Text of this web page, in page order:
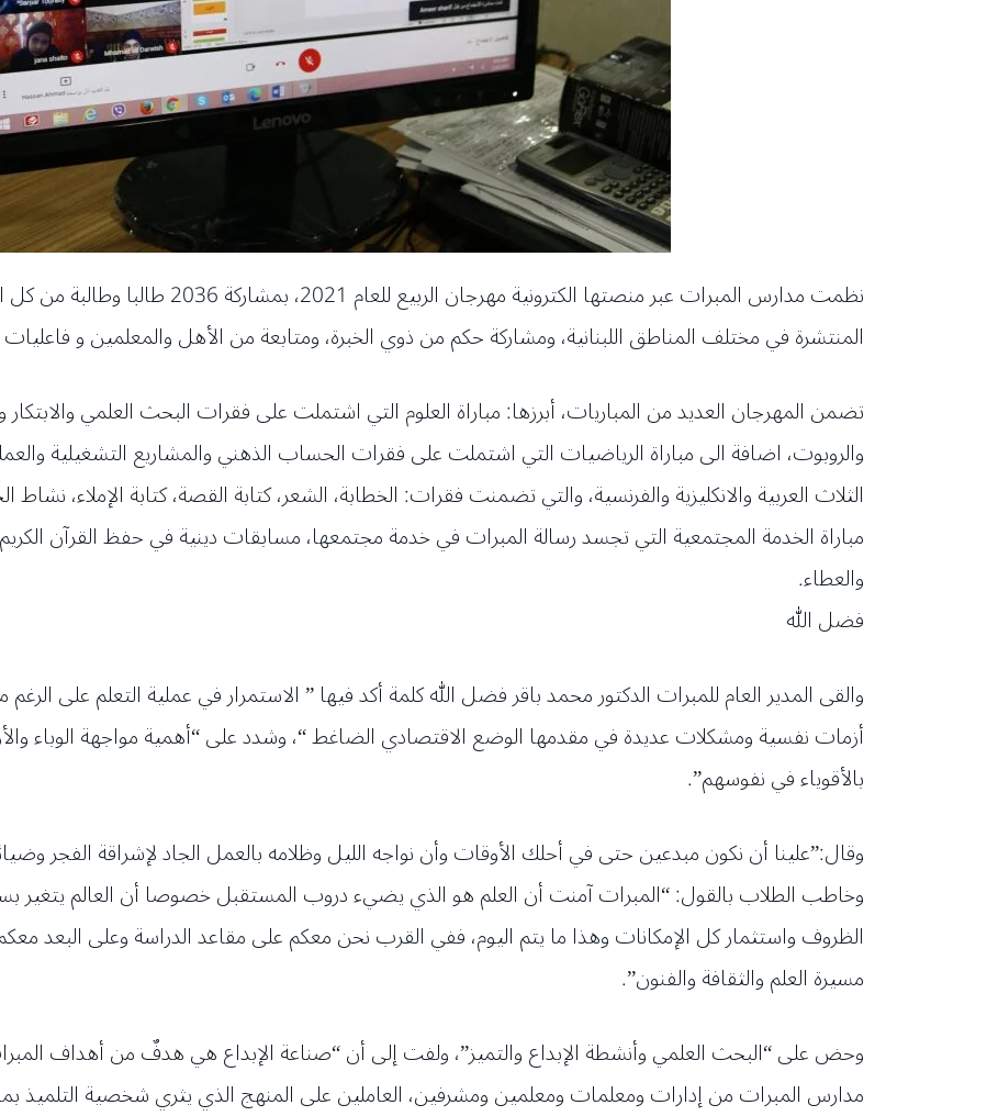
نظمت مدارس المبرات عبر منصتها الكترونية
المنتشرة في مختلف المناطق اللبنانية، ومشاركة حكم من ذوي الخبرة، ومتابعة من الأهل والمعلمين و فاعليات
تضمن المهرجان العديد من المباريات، أبرزها: مباراة العلوم التي اشتملت على فقرات البحث العلمي
والروبوت، اضافة الى مباراة الرياضيات التي اشتملت على فقرات الحساب الذهني والمشاريع التشغيلية
الثلاث العربية والانكليزية والفرنسية، والتي تضمنت فقرات: الخطابة، الشعر، كتابة القصة، كتابة الإملاء، نشاط
مباراة الخدمة المجتمعية التي تجسد رسالة المبرات في خدمة مجتمعها، مسابقات دينية في حفظ القرآن
والعطاء.
فضل الله
والقى المدير العام للمبرات الدكتور محمد باقر فضل الله كلمة أكد فيها ” الاستمرار في عملية التعلم على
أزمات نفسية ومشكلات عديدة في مقدمها الوضع الاقتصادي الضاغط “، وشدد على “أهمية مواجهة الوباء
بالأقوياء في نفوسهم”.
وقال:”علينا أن نكون مبدعين حتى في أحلك الأوقات وأن نواجه الليل وظلامه بالعمل الجاد لإشراقة الفجر
وخاطب الطلاب بالقول: “المبرات آمنت أن العلم هو الذي يضيء دروب المستقبل خصوصا أن العالم
الظروف واستثمار كل الإمكانات وهذا ما يتم اليوم، ففي القرب نحن معكم على مقاعد الدراسة وعلى البعد
مسيرة العلم والثقافة والفنون”.
وحض على “البحث العلمي وأنشطة الإبداع والتميز”، ولفت إلى أن “صناعة الإبداع هي هدفٌ من أهداف
مدارس المبرات من إدارات ومعلمات ومعلمين ومشرفين، العاملين على المنهج الذي يثري شخصية التلميذ